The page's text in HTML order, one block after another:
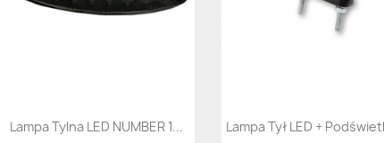
Szybki podgląd
Lampa Tylna LED NUMBER 1... Szybki podgląd
Lampa Tył LED +